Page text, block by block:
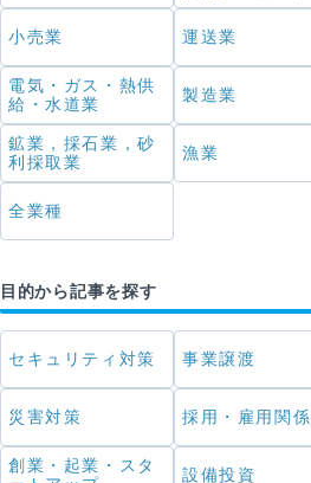
小売業 運送業
電気・ガス・熱供
給・水道業
製造業
鉱業，採石業，砂
利採取業
漁業
全業種
目的から記事を探す
セキュリティ対策 事業譲渡
災害対策 採用・雇用関係
創業・起業・スタ
設備投資